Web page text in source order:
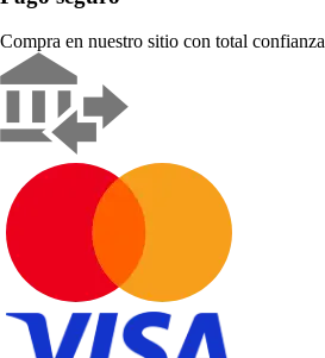
Compra en nuestro sitio con total confianza